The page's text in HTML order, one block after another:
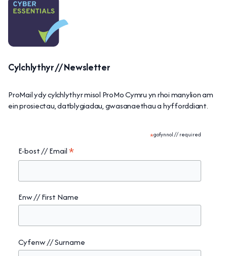
Cylchlythyr // Newsletter
ProMail ydy cylchlythyr misol ProMo Cymru yn rhoi manylion am
ein prosiectau, datblygiadau, gwasanaethau a hyfforddiant.
*gofynnol // required
E-bost // Email*
Enw // First Name
Cyfenw // Surname